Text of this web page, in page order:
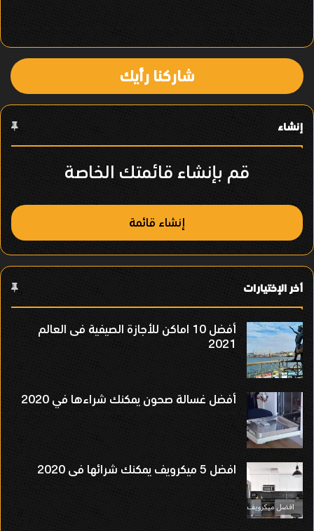
ا
ل
ع
ن
شاركنا رأيك
إنشاء
قم بإنشاء قائمتك الخاصة
إنشاء قائمة
أخر الإختيارات
أفضل 10 اماكن للأجازة الصيفية فى العالم
2021
أفضل غسالة صحون يمكنك شراءها في 2020
افضل 5 ميكرويف يمكنك شرائها فى 2020